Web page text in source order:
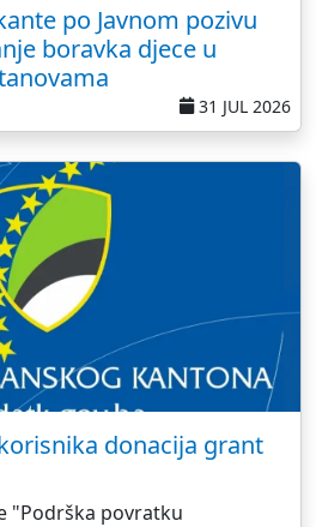
po Javnom pozivu
boravka djece u
31 JUL 2026
donacija grant
"Podrška povratku